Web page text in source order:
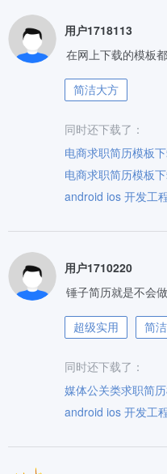
用户1718113
在网上下载的模板
简洁大方
同时还下载了：
电商求职简历模板
电商求职简历模板
android ios 开发工
用户1710220
锤子简历就是不会
超级实用 简
同时还下载了：
媒体公关类求职简
android ios 开发工